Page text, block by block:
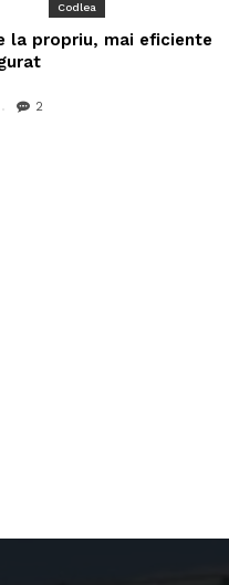
Codlea
la propriu, mai eficiente
2